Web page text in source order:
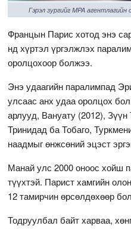
Гэрэл зургийг MPA
Францын Парис хотод энэ
нд хүртэл үргэлжлэх
оролцохоор болжээ.
Энэ удаагийн паралимпад
улсаас анх удаа оролцох
арлууд, Вануату (2012),
Тринидад ба Тобаго,
наадмыг өнжсөний эцэст
Манай улс 2000 оноос хойш
түүхтэй. Парист хамгийн
12 тамирчин өрсөлдөхөөр
Тодруулбал байт харваа,